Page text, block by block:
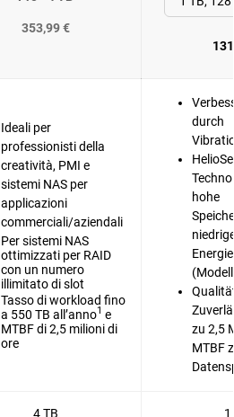
353,99 €
Ideali per
professionisti della
creatività, PMI e
sistemi NAS per
applicazioni
commerciali/aziendali
Per sistemi NAS
ottimizzati per RAID
con un numero
illimitato di slot
Tasso di workload fino
a 550 TB all’anno1 e
MTBF di 2,5 milioni di
ore
durch
hohe
zu 2,5
MTBF
4 TB 1